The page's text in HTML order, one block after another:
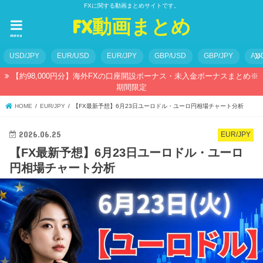
FXに関する動画まとめサイトです。
FX動画まとめ
menu
USD/JPY EUR/USD EUR/JPY GBP/USD GBP/JPY
【約98,000円分】海外FXの口座開設ボーナス・未入金ボーナスまとめ※
期間限定
HOME EUR/JPY 【FX最新予想】6月23日ユーロドル・ユーロ円相場チャート分析
EUR/JPY
2026.06.25
【FX最新予想】6月23日ユーロドル・ユーロ
円相場チャート分析